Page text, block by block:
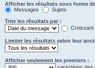
Afficher les résultats sous forme
Messages
Sujets
Trier les résultats par :
Croissant
Limiter les résultats selon leur
Afficher seulement les premiers :